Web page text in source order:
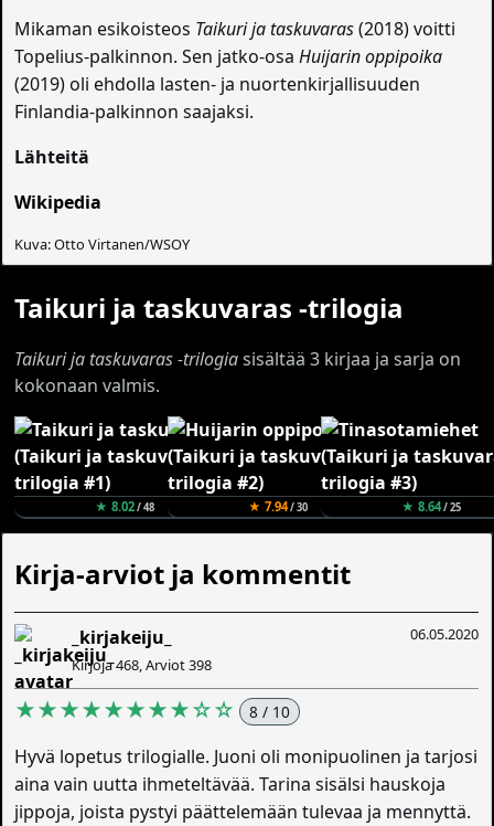
Mikaman esikoisteos Taikuri ja taskuvaras(2018) voitti
Topelius-palkinnon. Sen jatko-osaHuijarin oppipoika
(2019) oli ehdolla lasten- ja nuortenkirjallisuuden
Finlandia-palkinnon saajaksi.
Lähteitä
Wikipedia
Kuva: Otto Virtanen/WSOY
Taikuri ja taskuvaras -trilogia
Taikuri ja taskuvaras -trilogiasisältää 3 kirjaa ja sarja on
kokonaan valmis.
★ 8.02/ 48 ★ 7.94/ 30 ★ 8.64/ 25
Kirja-arviot ja kommentit
06.05.2020
_kirjakeiju_
Kirjoja 468, Arviot 398
★★★★★★★★☆☆ 8 / 10
Hyvä lopetus trilogialle. Juoni oli monipuolinen ja tarjosi
aina vain uutta ihmeteltävää. Tarina sisälsi hauskoja
jippoja, joista pystyi päättelemään tulevaa ja mennyttä.